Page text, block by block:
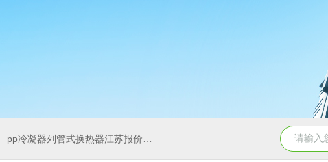
pp冷凝器列管式换热器江苏报价 pp冷凝器耐酸碱列管式换热器供应